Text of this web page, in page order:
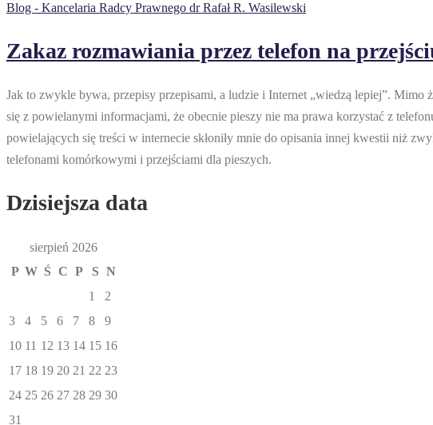
Blog - Kancelaria Radcy Prawnego dr Rafał R. Wasilewski
Zakaz rozmawiania przez telefon na
Jak to zwykle bywa, przepisy przepisami, a ludzie i Internet „wiedzą lepiej”. Mimo
się z powielanymi informacjami, że obecnie pieszy nie ma prawa korzystać z
powielających się treści w internecie skłoniły mnie do opisania innej kwestii niż
telefonami komórkowymi i przejściami dla pieszych.
Dzisiejsza data
sierpień 2026
P W Ś C P S N
1
2
3
4 5 6 7 8
9
10 11 12 13 14 15 16
17 18 19 20 21 22 23
24 25 26 27 28 29 30
31